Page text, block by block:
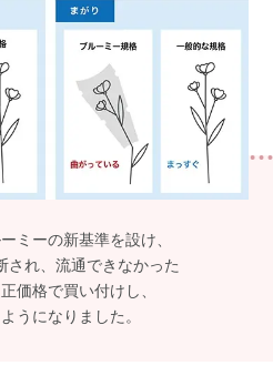
ミーの新基準を設け、
され、流通できなかった
価格で買い付けし、
うになりました。